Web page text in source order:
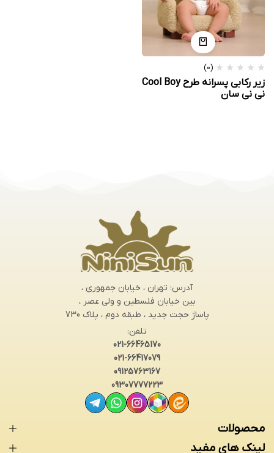
(0)
زیر رکابی پسرانه طرح Cool Boy
نی نی سان
آدرس: تهران ، خیابان جمهوری ،
بین خیابان فلسطین و ولی عصر ،
پاساژ حجت جدید ، طبقه دوم ، پلاک 730
تلفن:
021-66465170
021-66417079
09125763167
09307777223
محصولات
لینک های مفید